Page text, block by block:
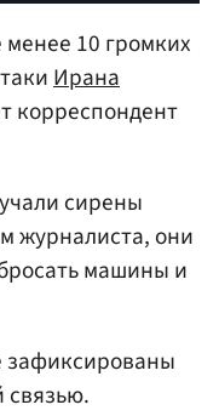
10 громких
Ирана
корреспондент
сирены
журналиста, они
машины и
зафиксированы
связью.